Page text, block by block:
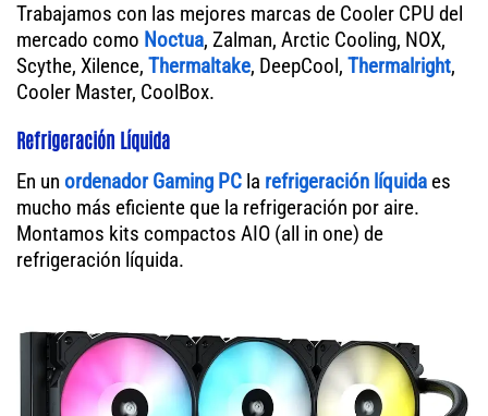
Trabajamos con las mejores marcas de Cooler CPU del
mercado como Noctua, Zalman, Arctic Cooling, NOX,
Scythe, Xilence, Thermaltake, DeepCool, Thermalright,
Cooler Master, CoolBox.
Refrigeración Líquida
En un ordenador Gaming PC la refrigeración líquida es
mucho más eficiente que la refrigeración por aire.
Montamos kits compactos AIO (all in one) de
refrigeración líquida.